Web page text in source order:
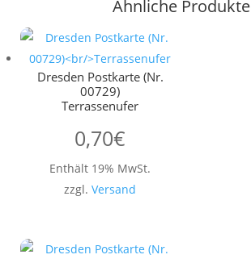
Ähnliche Produkte
Dresden Postkarte (Nr.
00729)
Terrassenufer
0,70€
Enthält 19% MwSt.
zzgl.Versand